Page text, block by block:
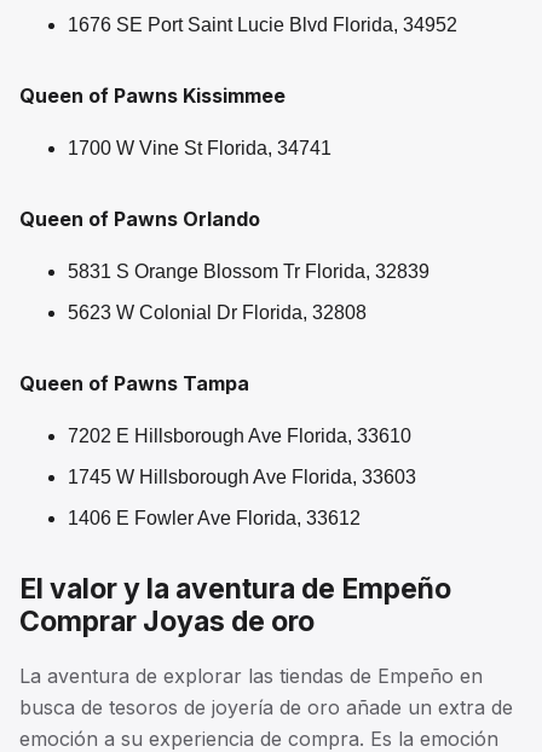
1676 SE Port Saint Lucie Blvd Florida, 34952
Queen of Pawns Kissimmee
1700 W Vine St Florida, 34741
Queen of Pawns Orlando
5831 S Orange Blossom Tr Florida, 32839
5623 W Colonial Dr Florida, 32808
Queen of Pawns Tampa
7202 E Hillsborough Ave Florida, 33610
1745 W Hillsborough Ave Florida, 33603
1406 E Fowler Ave Florida, 33612
El valor y la aventura de Empeño
Comprar Joyas de oro
La aventura de explorar las tiendas de Empeño en
busca de tesoros de joyería de oro añade un extra de
emoción a su experiencia de compra. Es la emoción